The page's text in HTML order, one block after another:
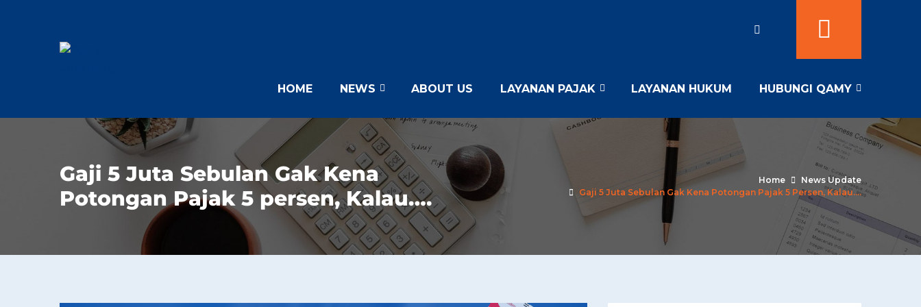
HOME NEWS ABOUT US LAYANAN PAJAK LAYANAN HUKUM HUBUNGI QAMY
Gaji 5 Juta Sebulan Gak Kena
Potongan Pajak 5 persen, Kalau….
Home
News Update
Gaji 5 Juta Sebulan Gak Kena Potongan Pajak 5 Persen, Kalau….